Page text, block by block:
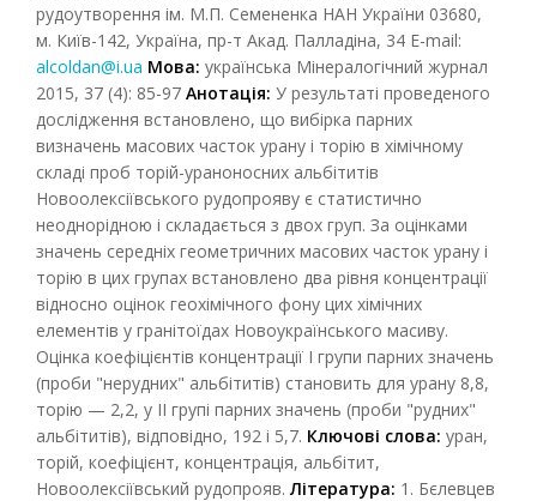
рудоутворення ім. М.П. Семененка НАН України 03680,
м. Київ-142, Україна, пр-т Акад. Палладіна, 34 Е-mail:
alcoldan@i.ua Мова: українська Мінералогічний журнал
2015, 37 (4): 85-97 Анотація: У результаті проведеного
дослідження встановлено, що вибірка парних
визначень масових часток урану і торію в хімічному
складі проб торій-ураноносних альбітитів
Новоолексіївського рудопрояву є статистично
неоднорідною і складається з двох груп. За оцінками
значень середніх геометричних масових часток урану і
торію в цих групах встановлено два рівня концентрації
відносно оцінок геохімічного фону цих хімічних
елементів у гранітоїдах Новоукраїнського масиву.
Оцінка коефіцієнтів концентрації І групи парних значень
(проби "нерудних" альбітитів) становить для урану 8,8,
торію — 2,2, у ІІ групі парних значень (проби "рудних"
альбітитів), відповідно, 192 і 5,7. Ключові слова: уран,
торій, коефіцієнт, концентрація, альбітит,
Новоолексіївський рудопрояв.Література: 1. Бєлевцев